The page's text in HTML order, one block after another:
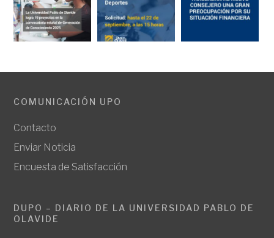
COMUNICACIÓN UPO
Contacto
Enviar Noticia
Encuesta de Satisfacción
DUPO – DIARIO DE LA UNIVERSIDAD PABLO DE
OLAVIDE